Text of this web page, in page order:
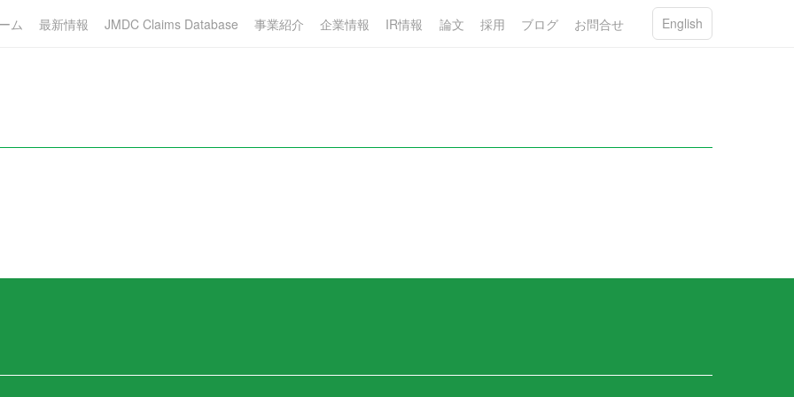
ム 最新情報 JMDC Claims Database 事業紹介 企業情報 IR情報 論文 採用 ブログ お問合せ English